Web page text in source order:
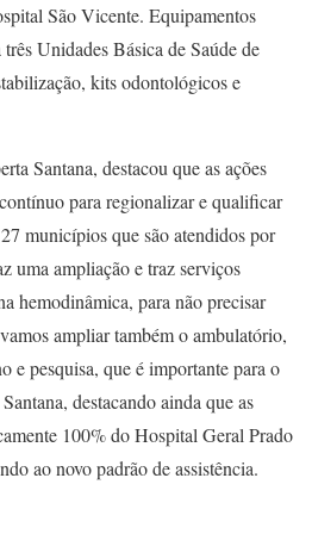
São Vicente. Equipamentos
Unidades Básica de Saúde de
kits odontológicos e
Santana, destacou que as ações
para regionalizar e qualificar
municípios que são atendidos por
uma ampliação e traz serviços
hemodinâmica, para não precisar
ampliar também o ambulatório,
e pesquisa, que é importante para o
destacando ainda que as
100% do Hospital Geral Prado
ao novo padrão de assistência.